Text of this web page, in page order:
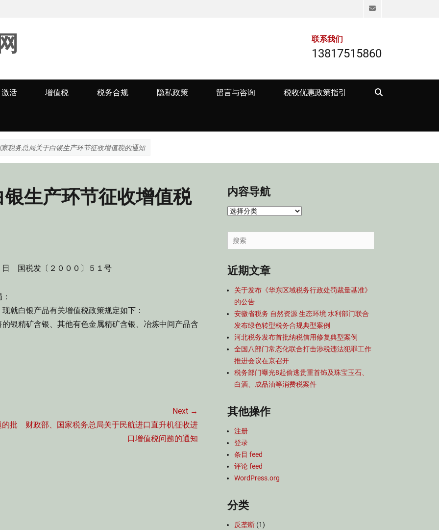
Email
联系我们
13817515860
激活 增值税 税务合规 隐私政策 留言与咨询 税收优惠政策指引
税务总局关于白银生产环节征收增值税的通知
生产环节征收增值税
日 国税发〔２０００〕５１号
白银产品有关增值税政策规定如下：
精矿含银、其他有色金属精矿含银、冶炼中间产品含
的批
Next →
Next
财政部、国家税务总局关于民航进口直升机征收进
口增值税问题的通知
内容导航
内
导
航
Search
for:
近期文章
关于发布《华东区域税务行政处罚裁量基准》
的公告
安徽省税务 自然资源 生态环境 水利部门联合
发布绿色转型税务合规典型案例
河北税务发布首批纳税信用修复典型案例
全国八部门常态化联合打击涉税违法犯罪工作
推进会议在京召开
税务部门曝光8起偷逃贵重首饰及珠宝玉石、
白酒、成品油等消费税案件
其他操作
注册
登录
条目 feed
评论 feed
WordPress.org
分类
反垄断 (1)